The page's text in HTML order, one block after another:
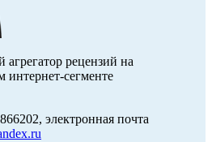
рецензий на
сегменте
электронная почта